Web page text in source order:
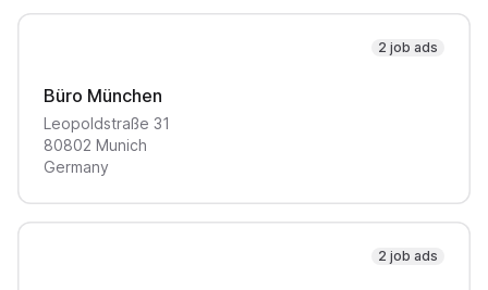
2 job ads
Büro München
Leopoldstraße 31
80802 Munich
Germany
2 job ads